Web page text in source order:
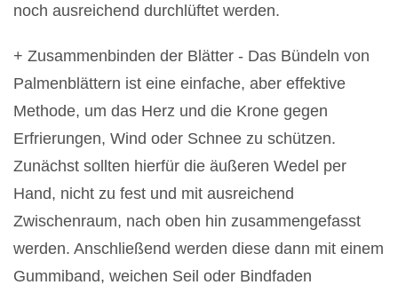
noch ausreichend durchlüftet werden.
+ Zusammenbinden der Blätter - Das Bündeln von
Palmenblättern ist eine einfache, aber effektive
Methode, um das Herz und die Krone gegen
Erfrierungen, Wind oder Schnee zu schützen.
Zunächst sollten hierfür die äußeren Wedel per
Hand, nicht zu fest und mit ausreichend
Zwischenraum, nach oben hin zusammengefasst
werden. Anschließend werden diese dann mit einem
Gummiband, weichen Seil oder Bindfaden